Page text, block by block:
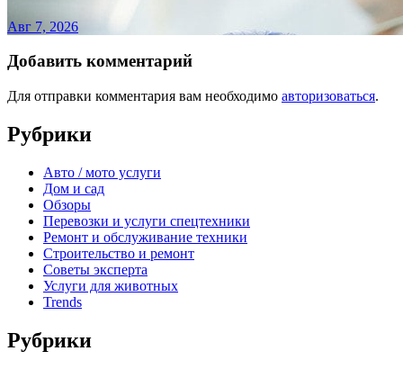
Авг 7, 2026
Добавить комментарий
Для отправки комментария вам необходимо авторизоваться.
Рубрики
Авто / мото услуги
Дом и сад
Обзоры
Перевозки и услуги спецтехники
Ремонт и обслуживание техники
Строительство и ремонт
Советы эксперта
Услуги для животных
Trends
Рубрики